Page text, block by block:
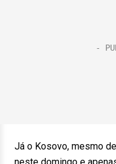
Já o Kosovo, mesmo